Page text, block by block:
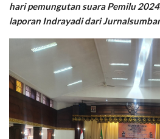
hari pemungutan suara Pemilu
laporan Indrayadi dari